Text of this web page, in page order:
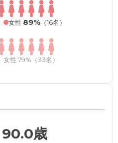
女性 89% （16名）
女性 79%（33名）
90.0歳